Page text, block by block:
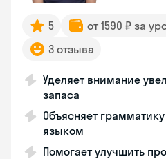
5 от 1590 ₽ за
3 отзыва
Уделяет внимание
запаса
Объясняет
языком
Помогает улучшить